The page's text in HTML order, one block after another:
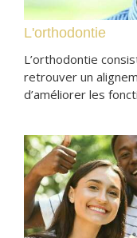
L'orthodontie
L’orthodontie
retrouver un
d’améliorer les